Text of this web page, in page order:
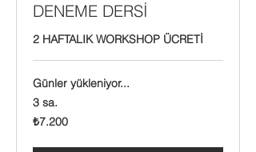
DENEME DERSİ
2 HAFTALIK WORKSHOP ÜCRETİ
Günler yükleniyor...
3 sa.
₺7.200
Türk
₺7.200